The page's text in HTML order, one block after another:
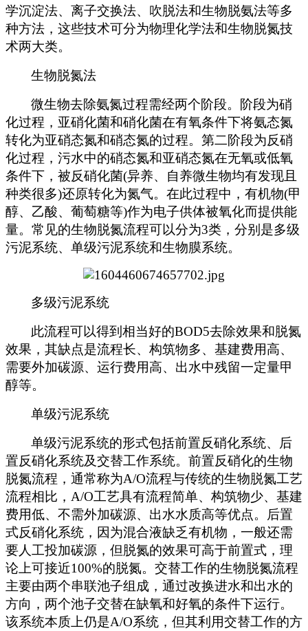
学沉淀法、离子交换法、吹脱法和生物脱氨法等多
种方法，这些技术可分为物理化学法和生物脱氮技
术两大类。
生物脱氮法
微生物去除氨氮过程需经两个阶段。阶段为硝
化过程，亚硝化菌和硝化菌在有氧条件下将氨态氮
转化为亚硝态氮和硝态氮的过程。第二阶段为反硝
化过程，污水中的硝态氮和亚硝态氮在无氧或低氧
条件下，被反硝化菌(异养、自养微生物均有发现且
种类很多)还原转化为氮气。在此过程中，有机物(甲
醇、乙酸、葡萄糖等)作为电子供体被氧化而提供能
量。常见的生物脱氮流程可以分为3类，分别是多级
污泥系统、单级污泥系统和生物膜系统。
多级污泥系统
此流程可以得到相当好的BOD5去除效果和脱氮
效果，其缺点是流程长、构筑物多、基建费用高、
需要外加碳源、运行费用高、出水中残留一定量甲
醇等。
单级污泥系统
单级污泥系统的形式包括前置反硝化系统、后
置反硝化系统及交替工作系统。前置反硝化的生物
脱氮流程，通常称为A/O流程与传统的生物脱氮工艺
流程相比，A/O工艺具有流程简单、构筑物少、基建
费用低、不需外加碳源、出水水质高等优点。后置
式反硝化系统，因为混合液缺乏有机物，一般还需
要人工投加碳源，但脱氮的效果可高于前置式，理
论上可接近100%的脱氮。交替工作的生物脱氮流程
主要由两个串联池子组成，通过改换进水和出水的
方向，两个池子交替在缺氧和好氧的条件下运行。
该系统本质上仍是A/O系统，但其利用交替工作的方